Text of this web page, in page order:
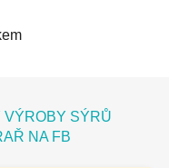
VÝROBY SÝRŮ
NA FB